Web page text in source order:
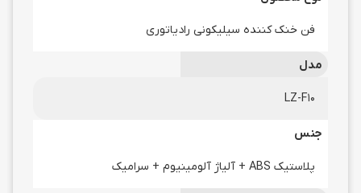
فن خنک کننده سیلیکونی رادیاتوری
مدل
LZ-F10
جنس
پلاستیک ABS + آلیاژ آلومینیوم + سرامیک